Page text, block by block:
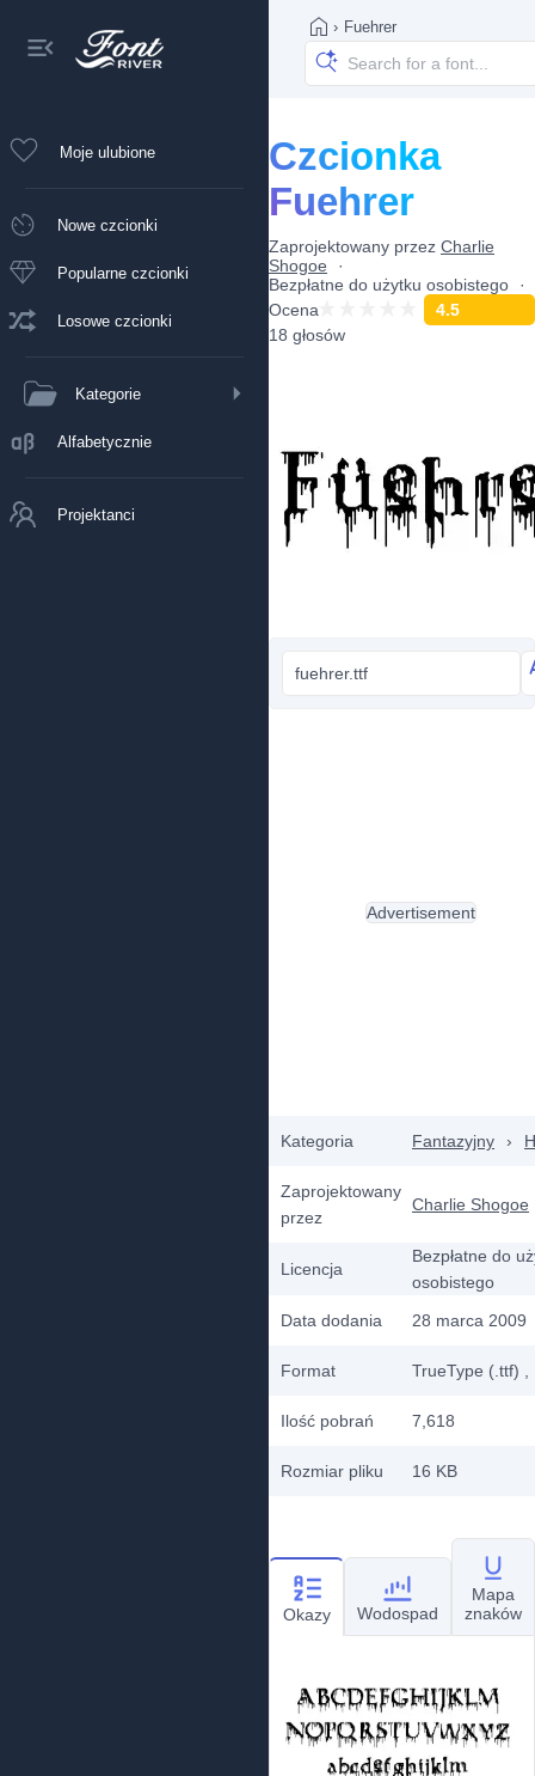
Moje ulubione
Nowe czcionki
Popularne czcionki
Losowe czcionki
Kategorie
Alfabetycznie
Projektanci
› Fuehrer
Czcionka
Fuehrer
Zaprojektowany przez Charlie
Shogoe
Bezpłatne do użytku osobistego
Ocena
4.5
18 głosów
fuehrer.ttf
Kategoria Fantazyjny ›
Zaprojektowany
przez
Charlie Shogoe
Licencja
Bezpłatne do
osobistego
Data dodania
28 marca 2009
Format TrueType (.ttf)
Ilość pobrań 7,618
Rozmiar pliku 16 KB
Advertisement
Okazy Wodospad
Mapa
znaków